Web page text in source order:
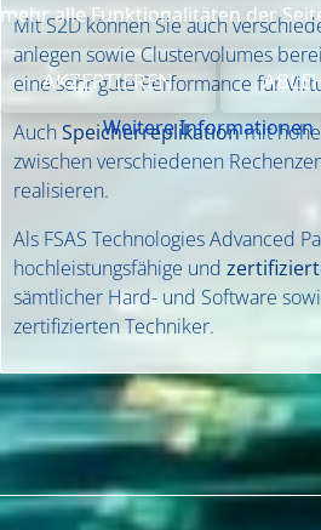
Mit S2D können Sie auch
anlegen sowie Clustervolumes
eine sehr gute Performance für
AuchSpeicherreplikationmit
zwischen verschiedenen
realisieren.
Als FSAS Technologies Advanced
hochleistungsfähige und
sämtlicher Hard- und Software
zertifizierten Techniker.
mehr alle Funktionalitäten der
AKZEPTIEREN
Weitere Informationen